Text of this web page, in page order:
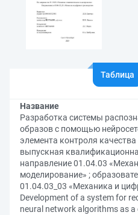
Таблица
Название
Разработка системы
образов с помощью
элемента контроля
выпускная
направление 01.04.03
моделирование» ;
01.04.03_03 «Механика и
Development of a system for
neural network algorithms as